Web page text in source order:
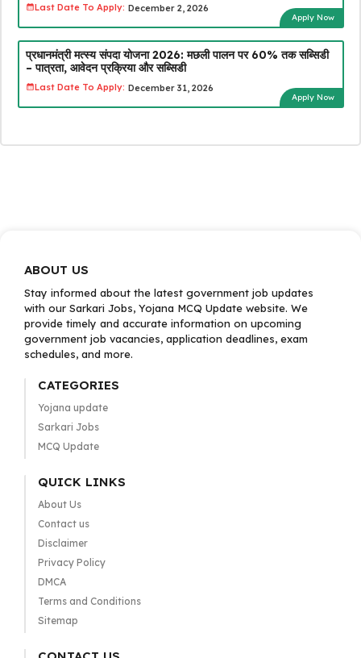
Last Date To Apply: December 2, 2026
Apply Now
प्रधानमंत्री मत्स्य संपदा योजना 2026: मछली पालन पर 60% तक सब्सिडी
– पात्रता, आवेदन प्रक्रिया और सब्सिडी
Last Date To Apply: December 31, 2026
Apply Now
ABOUT US
Stay informed about the latest government job updates
with our Sarkari Jobs, Yojana MCQ Update website. We
provide timely and accurate information on upcoming
government job vacancies, application deadlines, exam
schedules, and more.
CATEGORIES
Yojana update
Sarkari Jobs
MCQ Update
QUICK LINKS
About Us
Contact us
Disclaimer
Privacy Policy
DMCA
Terms and Conditions
Sitemap